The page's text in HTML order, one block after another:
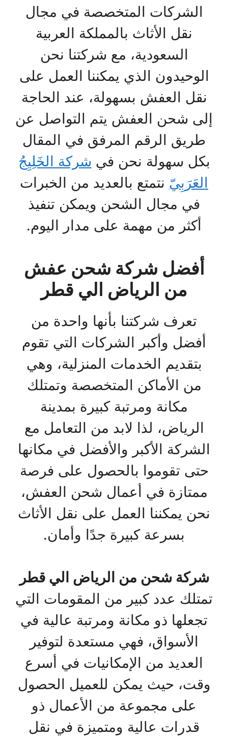
الشركات المتخصصة في مجال
نقل الأثاث بالمملكة العربية
السعودية، مع شركتنا نحن
الوحيدون الذي يمكننا العمل على
نقل العفش بسهولة، عند الحاجة
إلى شحن العفش يتم التواصل عن
طريق الرقم المرفق في المقال
بكل سهولة نحن في شركة الخَلِيِجُ
العَرَبِيّ نتمتع بالعديد من الخبرات
في مجال الشحن ويمكن تنفيذ
أكثر من مهمة على مدار اليوم.
أفضل شركة شحن عفش
من الرياض الي قطر
تعرف شركتنا بأنها واحدة من
أفضل وأكبر الشركات التي تقوم
بتقديم الخدمات المنزلية، وهي
من الأماكن المتخصصة وتمتلك
مكانة ومرتبة كبيرة بمدينة
الرياض، لذا لابد من التعامل مع
الشركة الأكبر والأفضل في مكانها
حتى تقوموا بالحصول على فرصة
ممتازة في أعمال شحن العفش،
نحن يمكننا العمل على نقل الأثاث
بسرعة كبيرة جدًا وأمان.
شركة شحن من الرياض الي قطر
تمتلك عدد كبير من المقومات التي
تجعلها ذو مكانة ومرتبة عالية في
الأسواق، فهي مستعدة لتوفير
العديد من الإمكانيات في أسرع
وقت، حيث يمكن للعميل الحصول
على مجموعة من الأعمال ذو
قدرات عالية ومتميزة في نقل